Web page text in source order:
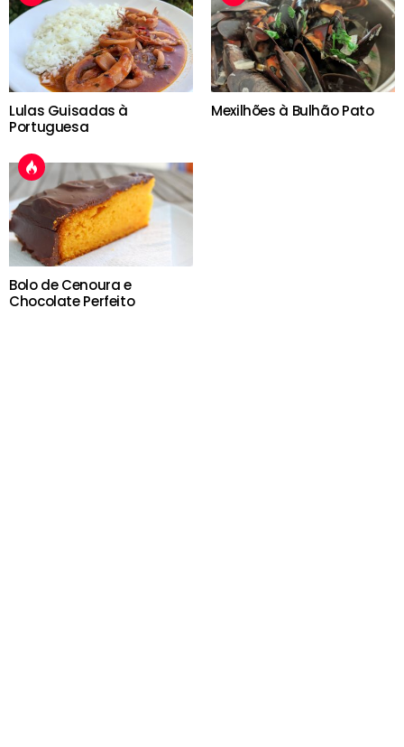
Lulas Guisadas à
Portuguesa
Mexilhões à Bulhão Pato
Bolo de Cenoura e
Chocolate Perfeito